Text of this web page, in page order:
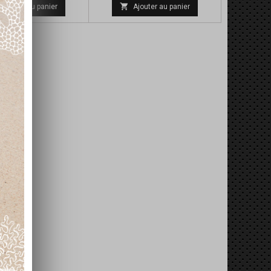
base
Ajouter au panier
base
 Ajouter au panier